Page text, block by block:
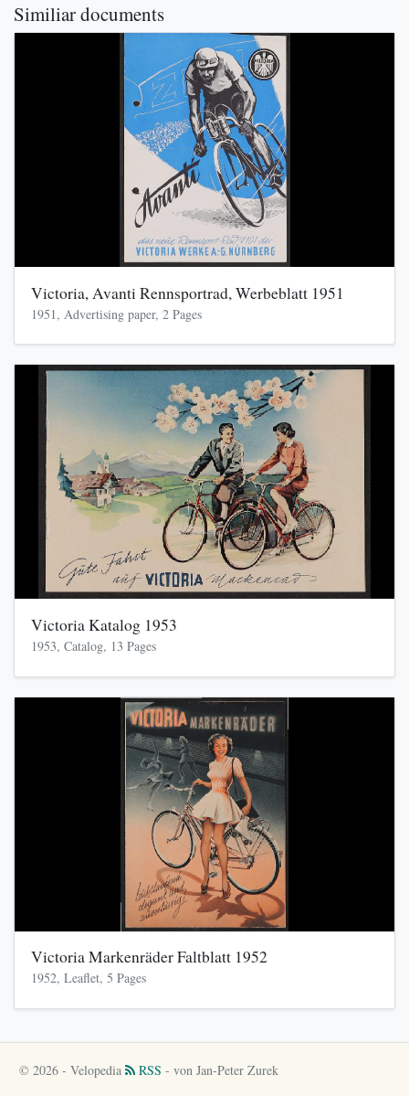
Similiar documents
Victoria, Avanti Rennsportrad, Werbeblatt 1951
1951, Advertising paper, 2 Pages
Victoria Katalog 1953
1953, Catalog, 13 Pages
Victoria Markenräder Faltblatt 1952
1952, Leaflet, 5 Pages
© 2026 - Velopedia RSS - von Jan-Peter Zurek